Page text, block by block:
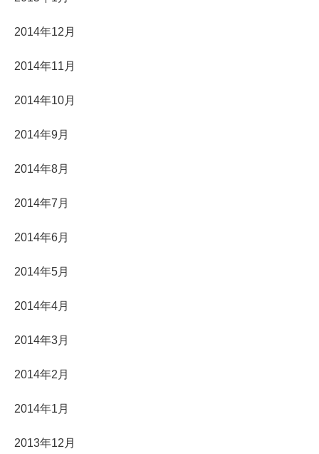
2014年12月
2014年11月
2014年10月
2014年9月
2014年8月
2014年7月
2014年6月
2014年5月
2014年4月
2014年3月
2014年2月
2014年1月
2013年12月